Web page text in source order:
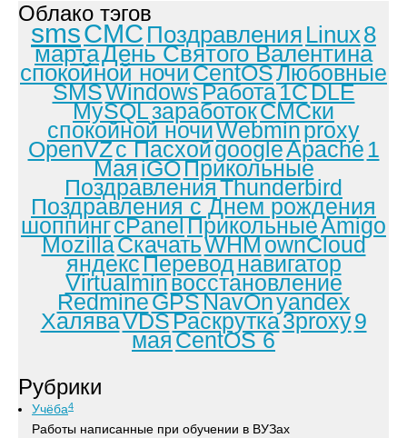
Облако тэгов
smsСМС Поздравления Linux8
мартаДень Святого Валентина
спокойной ночиCentOSЛюбовные
SMSWindowsРабота1СDLE
MySQLзаработокСМСки
спокойной ночиWebminproxy
OpenVZс ПасхойgoogleApache 1
МаяiGOПрикольные
ПоздравленияThunderbird
Поздравления с Днем рождения
шоппингcPanelПрикольныеAmigo
MozillaСкачатьWHMownCloud
яндексПереводнавигатор
Virtualminвосстановление
RedmineGPSNavOnyandex
ХаляваVDSРаскрутка3proxy9
маяCentOS 6
Рубрики
Учёба4
Работы написанные при обучении в ВУЗах